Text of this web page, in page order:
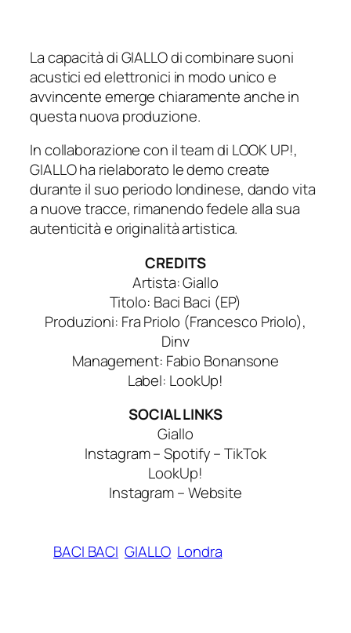
La capacità di GIALLO di combinare suoni
acustici ed elettronici in modo unico e
avvincente emerge chiaramente anche in
questa nuova produzione.
In collaborazione con il team di LOOK UP!,
GIALLO ha rielaborato le demo create
durante il suo periodo londinese, dando vita
a nuove tracce, rimanendo fedele alla sua
autenticità e originalità artistica.
CREDITS
Artista: Giallo
Titolo: Baci Baci (EP)
Produzioni: Fra Priolo (Francesco Priolo),
Dinv
Management: Fabio Bonansone
Label: LookUp!
SOCIAL LINKS
Giallo
Instagram – Spotify – TikTok
LookUp!
Instagram – Website
BACI BACI GIALLO Londra